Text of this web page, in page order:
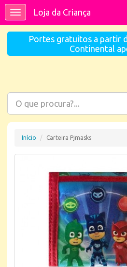
ToggleLoja da Criança
Portes gratuitos a partir
Continental
Início Carteira Pjmasks